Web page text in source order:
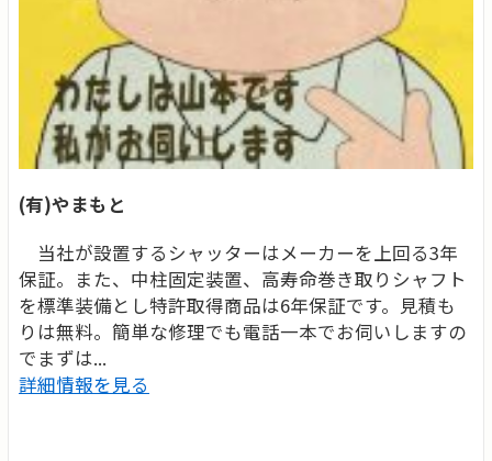
(有)やまもと
当社が設置するシャッターはメーカーを上回る3年
保証。また、中柱固定装置、高寿命巻き取りシャフト
を標準装備とし特許取得商品は6年保証です。見積も
りは無料。簡単な修理でも電話一本でお伺いしますの
でまずは...
詳細情報を見る